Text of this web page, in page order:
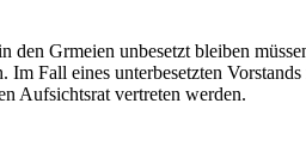
Grmeien unbesetzt bleiben
Fall eines unterbesetzten
Aufsichtsrat vertreten werden.